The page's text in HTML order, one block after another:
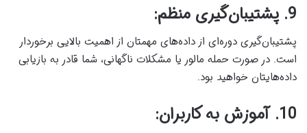
9. پشتیبان‌گیری منظم:
پشتیبان‌گیری دوره‌ای از داده‌های مهمتان از اهمیت بالایی برخوردار
است. در صورت حمله مالور یا مشکلات ناگهانی، شما قادر به بازیابی
داده‌هایتان خواهید بود.
10. آموزش به کاربران: